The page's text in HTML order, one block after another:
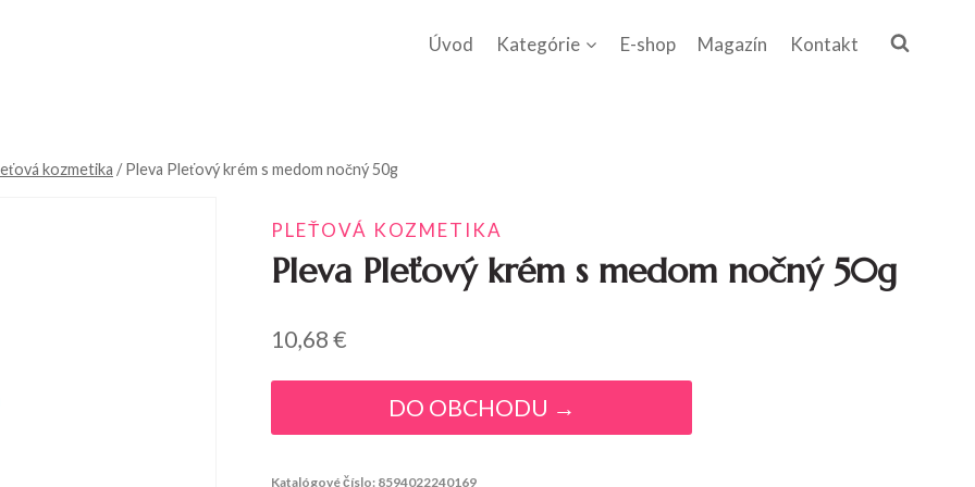
Úvod Kategórie E-shop Magazín Kontakt
kozmetika / Pleva Pleťový krém s medom nočný 50g
PLEŤOVÁ KOZMETIKA
Pleva Pleťový krém s medom nočný 50g
10,68€
DO OBCHODU →
Katalógové číslo: 8594022240169